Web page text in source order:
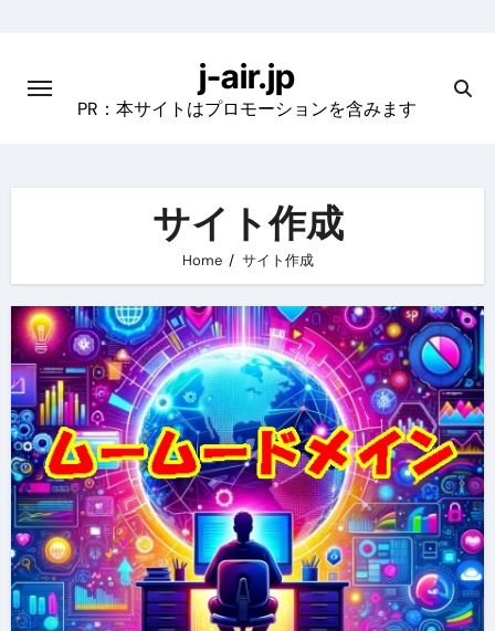
content
j-air.jp
PR：本サイトはプロモーションを含みます
サイト作成
Home サイト作成